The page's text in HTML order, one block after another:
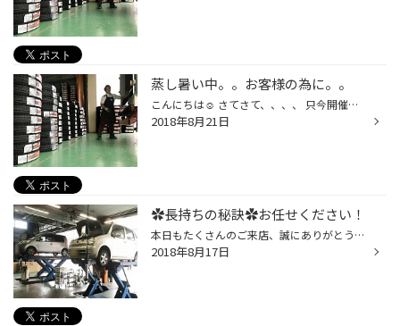
蒸し暑い中。。お客様の為に。。
こんにちは☺ さてさて、、、、 只今開催しております！！！！！！ ✦✦✦スタッドレスタイヤ大抽選会 ✦✦✦ タイヤも続々入荷！！！☺ せっせこせっせこ荷降ろしをする塩谷スタッフ☺ 無駄に疲れる？荷降ろしもしてました。 大人気！いつでも対応出来るようにご用意！なんとその数160本！！！！ 大変お疲れ...
2018年8月21日
✿長持ちの秘訣✿お任せください！
本日もたくさんのご来店、誠にありがとうございました。 さっそくオイル交換3台からスタート！！ お買得なオイルから高性能オイルまでお車の使用状態からご予算に合わせた種類をご用意しております。 高性能オイル？？ただ高価なオイル？何が？とお思いの方もいるのでは？ 高性能オイルはエンジンの...
2018年8月17日